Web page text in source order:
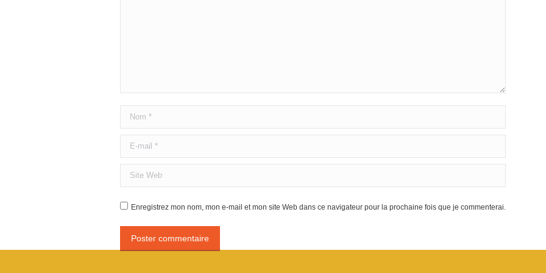
Nom *
E-mail *
Site Web
Enregistrez mon nom, mon e-mail et mon site Web dans ce navigateur pour la prochaine fois que je commenterai.
Poster commentaire